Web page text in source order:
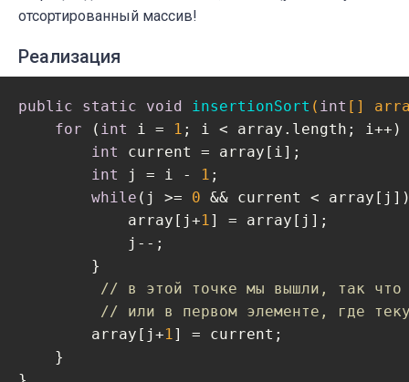
отсортированный массив!
Реализация
public static void insertionSort ( int []
for ( int i = 1 ; i < array.length; i++)
int
current = array[i];
int
j = i - 1 ;
while (j >= 0 && current <
            array[j+
1] = array[j];
            j--;
        }
// в этой точке мы вышли, так
// или в первом элементе, где
        array[j+
1] = current;
    }